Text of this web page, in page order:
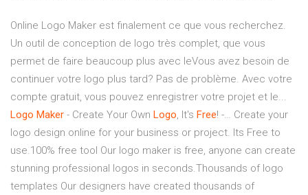
Online Logo Maker est finalement ce que vous recherchez.
Un outil de conception de logo très complet, que vous
permet de faire beaucoup plus avec leVous avez besoin de
continuer votre logo plus tard? Pas de problème. Avec votre
compte gratuit, vous pouvez enregistrer votre projet et le...
Logo Maker - Create Your Own Logo, It's Free! -… Create your
logo design online for your business or project. Its Free to
use.100% free tool Our logo maker is free, anyone can create
stunning professional logos in seconds.Thousands of logo
templates Our designers have created thousands of